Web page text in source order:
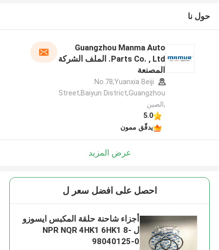
حول نا
Guangzhou Manma Auto
Parts Co. , Ltd. الملف الشركة
المصنعة
No.78,Yuanxia Beiji
Street,Baiyun District,Guangzhou
,الصين
5.0
يدقّق ممون
عرض المزيد
احصل على افضل سعر ل
أجزاء شاحنة حلقة المكبس ايسوزو
ل NPR NQR 4HK1 6HK1 8-
98040125-0